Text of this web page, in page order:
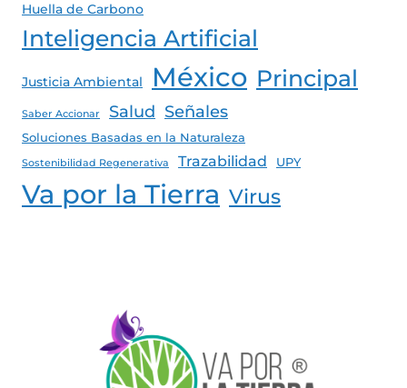
Huella de Carbono
Inteligencia Artificial
Justicia Ambiental México Principal
Saber Accionar Salud Señales
Soluciones Basadas en la Naturaleza
Sostenibilidad Regenerativa Trazabilidad UPY
Va por la Tierra Virus